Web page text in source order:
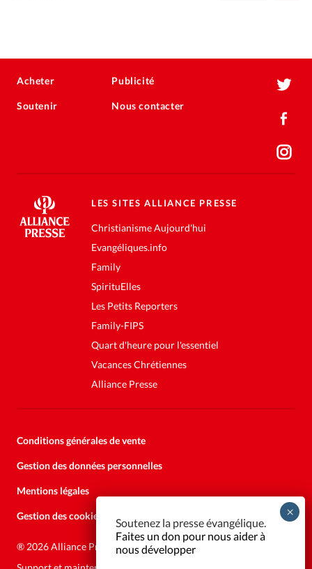
Acheter
Soutenir
Publicité
Nous contacter
LES SITES ALLIANCE PRESSE
Christianisme Aujourd'hui
Evangéliques.info
Family
SpirituElles
Les Petits Reporters
Family-FIPS
Quart d'heure pour l'essentiel
Vacances Chrétiennes
Alliance Presse
Conditions générales de vente
Gestion des données personnelles
Mentions légales
Gestion des cookies
® 2026 Alliance Presse
Soutenez la presse évangélique.
Faites un don pour nous aider à
nous développer